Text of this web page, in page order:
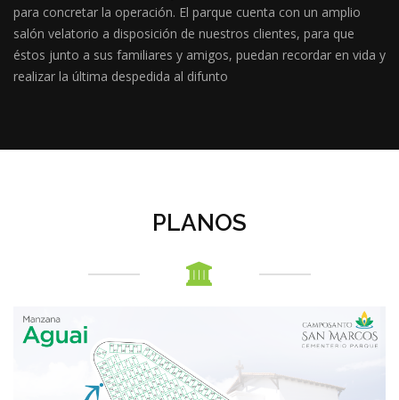
para concretar la operación. El parque cuenta con un amplio
salón velatorio a disposición de nuestros clientes, para que
éstos junto a sus familiares y amigos, puedan recordar en vida y
realizar la última despedida al difunto
PLANOS